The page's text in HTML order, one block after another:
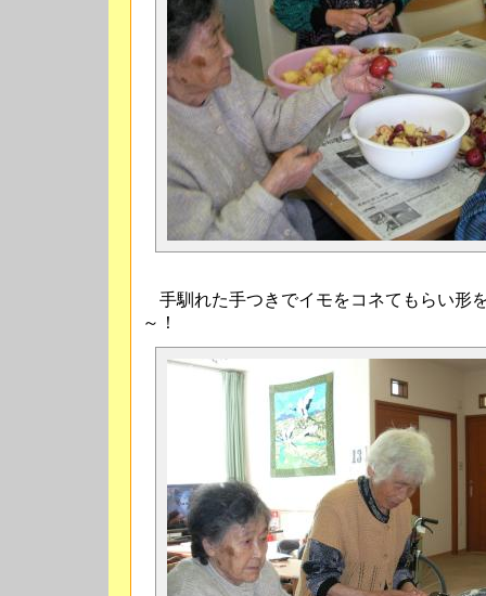
手馴れた手つきでイモをコネてもらい形
～！